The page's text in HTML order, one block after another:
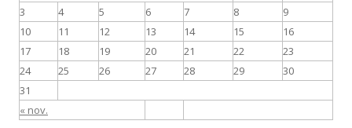
« nov.
3
4 5 6 7 8
9
10
11 12 13 14 15
16
17
18 19 20 21 22
23
24
25 26 27 28 29
30
31